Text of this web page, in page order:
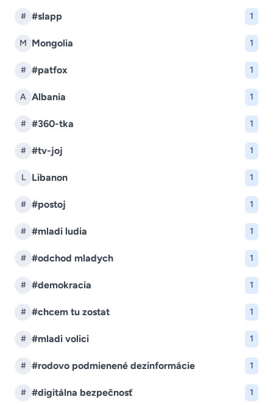
# #slapp 1
M Mongolia 1
# #patfox 1
A Albania 1
# #360-tka 1
# #tv-joj 1
L Libanon 1
# #postoj 1
# #mladi ludia 1
# #odchod mladych 1
# #demokracia 1
# #chcem tu zostat 1
# #mladi volici 1
# #rodovo podmienené dezinformácie 1
# #digitálna bezpečnosť 1